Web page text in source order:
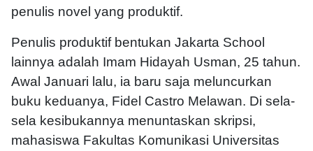
penulis novel yang produktif.
Penulis produktif bentukan Jakarta School
lainnya adalah Imam Hidayah Usman, 25 tahun.
Awal Januari lalu, ia baru saja meluncurkan
buku keduanya, Fidel Castro Melawan. Di sela-
sela kesibukannya menuntaskan skripsi,
mahasiswa Fakultas Komunikasi Universitas